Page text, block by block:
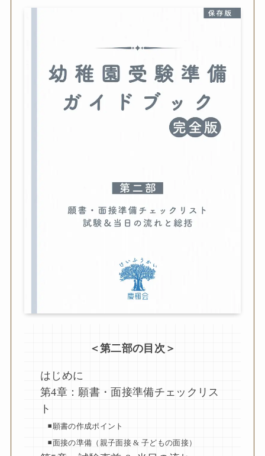
＜第二部の目次＞
はじめに
第4章：願書・面接準備チェックリス
ト
◾️願書の作成ポイント
◾️面接の準備（親子面接 & 子どもの面接）